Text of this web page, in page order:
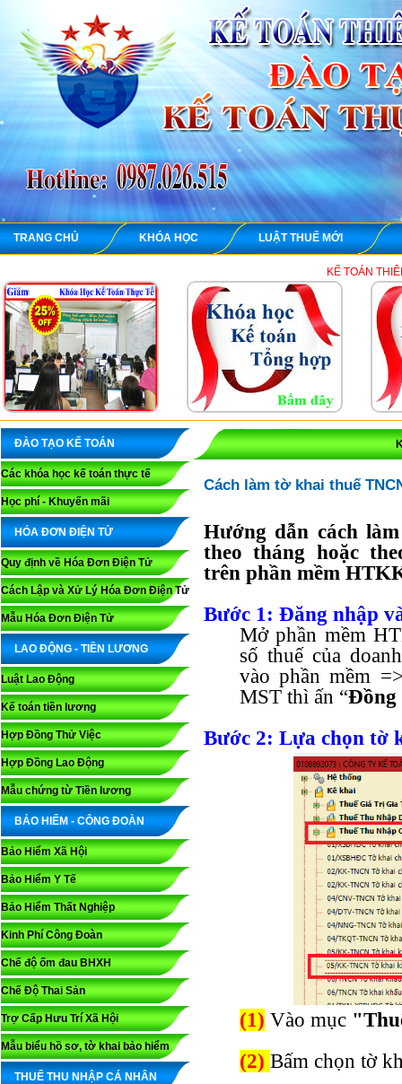
TRANG CHỦ KHÓA HỌC LUẬT THUẾ MỚI
KẾ TOÁN THIÊN ƯNG
ĐÀO TẠO KẾ TOÁN
Các khóa học kế toán thực tế
Học phí - Khuyến mãi
HÓA ĐƠN ĐIỆN TỬ
Quy định về Hóa Đơn Điện Tử
Cách Lập và Xử Lý Hóa Đơn Điện Tử
Mẫu Hóa Đơn Điện Tử
LAO ĐỘNG - TIỀN LƯƠNG
Luật Lao Động
Kế toán tiền lương
Hợp Đồng Thử Việc
Hợp Đồng Lao Động
Mẫu chứng từ Tiền lương
BẢO HIỂM - CÔNG ĐOÀN
Bảo Hiểm Xã Hội
Bảo Hiểm Y Tế
Bảo Hiểm Thất Nghiệp
Kinh Phí Công Đoàn
Chế độ ốm đau BHXH
Chế Độ Thai Sản
Trợ Cấp Hưu Trí Xã Hội
Mẫu biểu hồ sơ, tờ khai bảo hiểm
THUẾ THU NHẬP CÁ NHÂN
Cách làm tờ khai thuế
Hướng dẫn cách
theo tháng hoặc
trên phần mềm
Bước 1: Đăng nhập
Mở phần mềm
số thuế của
vào phần mềm
MST thì ấn “Đồng
Bước 2: Lựa chọn tờ
(1) Vào mục
(2) Bấm chọn tờ